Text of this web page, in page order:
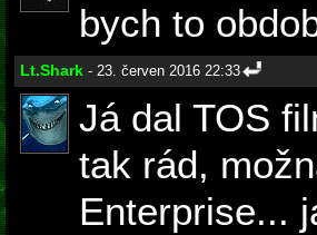
bych to
Lt.Shark - 23. červen 2016 22:33
Já dal TOS
tak rád,
Enterprise...